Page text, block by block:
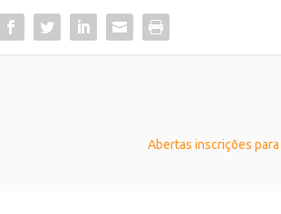
Abertas inscrições